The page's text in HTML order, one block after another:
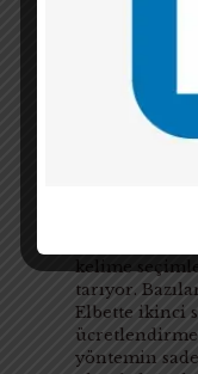
kusursuz
Çalışma ve
metinlerinize
olabilir.
kelime
tarıyor.
Elbette ikinci
yöntemin